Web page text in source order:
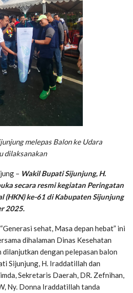
melepas Balon ke Udara
dilaksanakan
– Wakil Bupati Sijunjung, H.
secara resmi kegiatan Peringatan
(HKN) ke-61 di Kabupaten Sijunjung
2025.
sehat, Masa depan hebat” ini
dihalaman Dinas Kesehatan
dilanjutkan dengan pelepasan balon
Sijunjung, H. Iraddatillah dan
Sekretaris Daerah, DR. Zefnihan,
Ny. Donna Iraddatillah tanda